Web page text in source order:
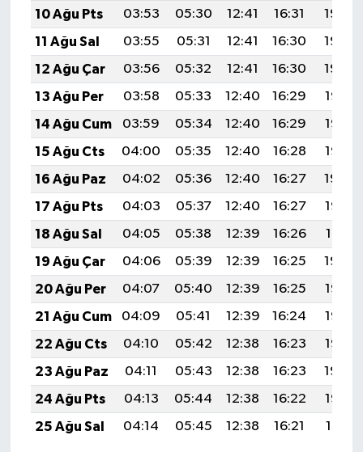
10 Ağu Pts
03:53 05:30 12:41 16:31
19:42
11 Ağu Sal
03:55 05:31 12:41 16:30
19:40
12 Ağu Çar
03:56 05:32 12:41 16:30
19:39
13 Ağu Per
03:58 05:33 12:40 16:29
19:38
14 Ağu Cum
03:59 05:34 12:40 16:29
19:36
15 Ağu Cts
04:00 05:35 12:40 16:28
19:35
16 Ağu Paz
04:02 05:36 12:40 16:27
19:34
17 Ağu Pts
04:03 05:37 12:40 16:27
19:32
18 Ağu Sal
04:05 05:38 12:39 16:26
19:31
19 Ağu Çar
04:06 05:39 12:39 16:25
19:30
20 Ağu Per
04:07 05:40 12:39 16:25
19:28
21 Ağu Cum
04:09 05:41 12:39 16:24
19:27
22 Ağu Cts
04:10 05:42 12:38 16:23
19:25
23 Ağu Paz
04:11 05:43 12:38 16:23
19:24
24 Ağu Pts
04:13 05:44 12:38 16:22
19:22
25 Ağu Sal
04:14 05:45 12:38 16:21 19:21